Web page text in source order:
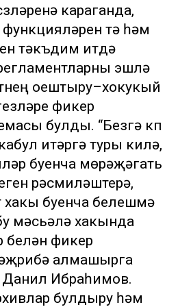
караганда,
үтәү һәм
тәкъдим итүдә
эшләү
оештыру–хокукый
фикер
булды. “Безгә күп
итәргә туры килә,
буенча мөрәҗәгать
рәсмиләштерә,
хакы буенча белешмә
мәсьәлә хакында
белән фикер
алмашырга
Ибраһимов.
булдыру һәм